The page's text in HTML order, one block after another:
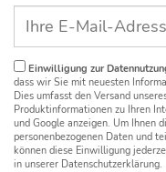
Einwilligung zur
dass wir Sie mit neuesten
Dies umfasst den Versand
Produktinformationen zu Ihren
und Google anzeigen. Um Ihnen
personenbezogenen Daten und
können diese Einwilligung
in unserer Datenschutzerklärung.